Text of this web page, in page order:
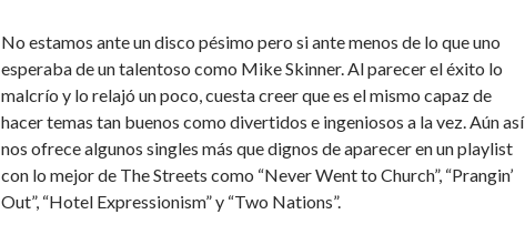
No estamos ante un disco pésimo pero si ante menos de lo que uno
esperaba de un talentoso como Mike Skinner. Al parecer el éxito lo
malcrío y lo relajó un poco, cuesta creer que es el mismo capaz de
hacer temas tan buenos como divertidos e ingeniosos a la vez. Aún así
nos ofrece algunos singles más que dignos de aparecer en un playlist
con lo mejor de The Streets como “Never Went to Church”, “Prangin’
Out”, “Hotel Expressionism” y “Two Nations”.